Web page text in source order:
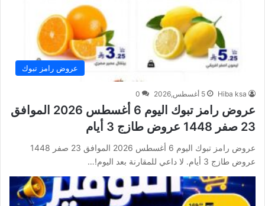
عروض رامز تبوك
Hiba ksa 5 أغسطس,2026 0
عروض رامز تبوك اليوم 6 أغسطس 2026 الموافق
23 صفر 1448 عروض طازج 3 أيام
عروض رامز تبوك اليوم 6 أغسطس 2026 الموافق 23 صفر 1448
عروض طازج 3 أيام. لا داعي للمقارنة بعد اليوم!…